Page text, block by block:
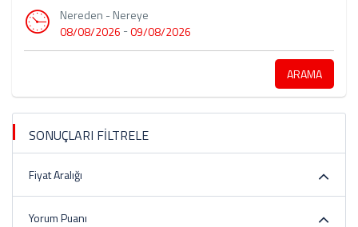
Nereden - Nereye
08/08/2026 -09/08/2026
ARAMA
SONUÇLARI FİLTRELE
Fiyat Aralığı
Yorum Puanı